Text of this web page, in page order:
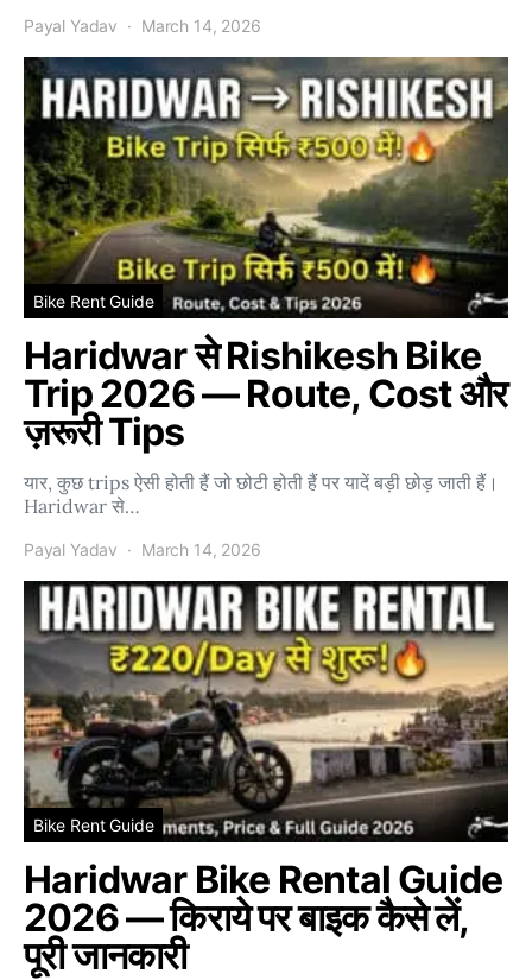
Payal Yadav March 14, 2026
Bike Rent Guide
Haridwar से Rishikesh Bike
Trip 2026 — Route, Cost और
ज़रूरी Tips
यार, कुछ trips ऐसी होती हैं जो छोटी होती हैं पर यादें बड़ी छोड़ जाती हैं।
Haridwar से…
Payal Yadav March 14, 2026
Bike Rent Guide
Haridwar Bike Rental Guide
2026 — किराये पर बाइक कैसे लें,
पूरी जानकारी